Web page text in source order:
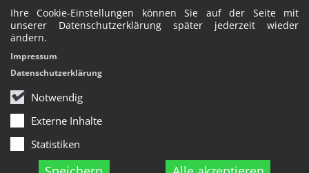
Ihre Cookie-Einstellungen können Sie auf der Seite mit
unserer Datenschutzerklärung später jederzeit wieder
ändern.
Notwendig
Externe Inhalte
Statistiken
Impressum
Datenschutzerklärung